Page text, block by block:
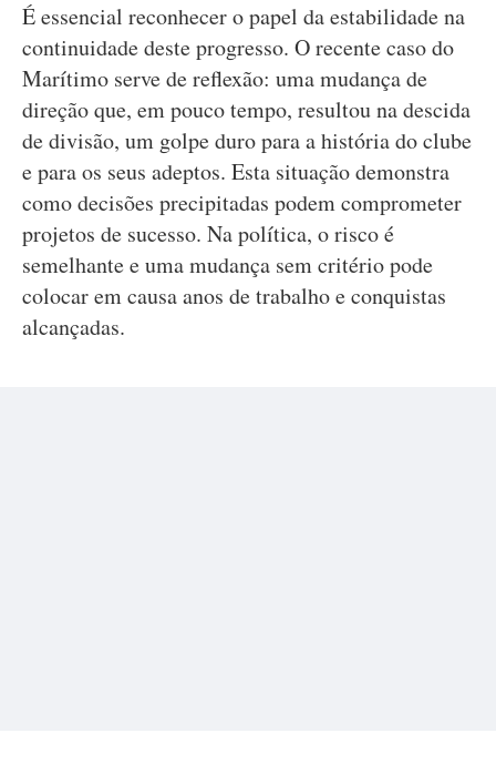
É essencial reconhecer o papel da estabilidade na
continuidade deste progresso. O recente caso do
Marítimo serve de reflexão: uma mudança de
direção que, em pouco tempo, resultou na descida
de divisão, um golpe duro para a história do clube
e para os seus adeptos. Esta situação demonstra
como decisões precipitadas podem comprometer
projetos de sucesso. Na política, o risco é
semelhante e uma mudança sem critério pode
colocar em causa anos de trabalho e conquistas
alcançadas.